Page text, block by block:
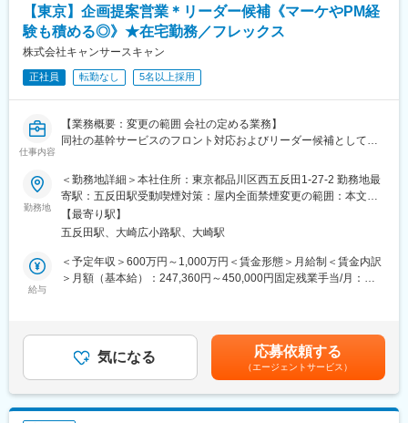
「地域医療の垣根を超え、医療の未来を創造する」ことを目指
し、病院や介護施設に対して必要な投融資を実施。またハンズオ
ン経営人材を送り出し、投融資先の経営陣としてバリューアップ
を主導しております。
■充実した研修制度
入社後4か月程度の研修を想定しております。
（1） 事業企画
財務諸表分析の読み方や、データの分析方法を学びます。改善計
画を策定し、最後にプレゼンをしていただきます。
（2） コンサル現場動向
先輩と一緒に配属予定の病院へ行き、計画した改善案を実行して
いただきます。
（3） 最終報告
ノウハウを改めて学びます。
■社風：
・中途入社の方が多く、風通しのとても良い、働きやすい環境で
・東証プライム上場企業のグループ会社であり経営基盤が安定し
ていながら、役員との距離が近く意思決定がスピーディーである
実際に医療現場にがっつりと入り込みを行う形になる為、経営を
側近で学びながら経験を積むことが可能です。未経験者でも上司
と共に事業推進をしていく為、早期に成長できます。コミュニケ
ーションがとりやすく、忙しいながらも何でも相談でき、サポー
【東京】企画提案営業＊リーダー候補《マーケやPM経
験も積める◎》★在宅勤務／フレックス
株式会社キャンサースキャン
正社員 転勤なし 5名以上採用
仕事内容
【業務概要：変更の範囲 会社の定める業務】
同社の基幹サービスのフロント対応およびリーダー候補としてチ
【業務内容（1）：コンサルティング】
特定検診受診率向上事業のプランニング、課題のヒアリングとソ
リューションの提供
■クライアントが抱える課題：
・健康診断の受診率が低く、受診率の向上に向けた課題
・健診を受けた人が通院し、治療を継続せず、病気の早期治療に
わせた効率的な案内の送り方のプランニング、パンフレットの作
りかた、予約の仕組み、健康診断の時期、DMをお送りする時期な
データを見ながら、検診から→通院に繋がる取り組みの提案。
勤務地
＜勤務地詳細＞本社住所：東京都品川区西五反田1-27-2 勤務地最
寄駅：五反田駅受動喫煙対策：屋内全面禁煙変更の範囲：本文参
照【最寄り駅】
五反田駅、大崎広小路駅、大崎駅
給与
＜予定年収＞600万円～1,000万円＜賃金形態＞月給制＜賃金内訳
＞月額（基本給）：247,360円～450,000円固定残業手当/月：
詳細は、経験を考慮し、同社規定に照らし合わせた上で決定しま
す。■昇給：年1回■賞与あり賃金はあくまでも目安の金額であ
り、選考を通じて上下する可能性があります。月給(月額)は固定手
当を含めた表記です。
気になる 応募依頼する
（エージェントサービス）